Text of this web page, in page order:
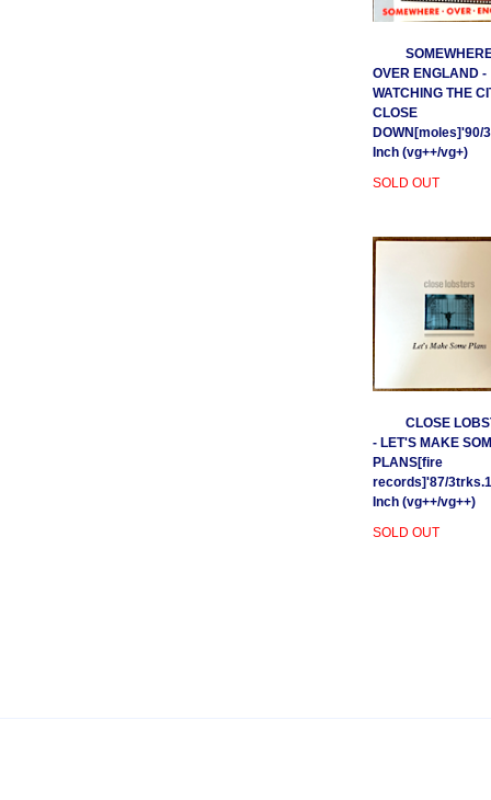
OVER ENGLAND -
WATCHING THE
CLOSE
DOWN[moles]'90/
Inch (vg++/vg+)
SOLD OUT
CLOSE
- LET'S MAKE
PLANS[fire
records]'87/
Inch (vg++/vg++)
SOLD OUT